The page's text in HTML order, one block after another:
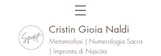
Cristin Gioia Naldi
Metamorfosi | Numerologia Sacra
| Impronta di Nascita